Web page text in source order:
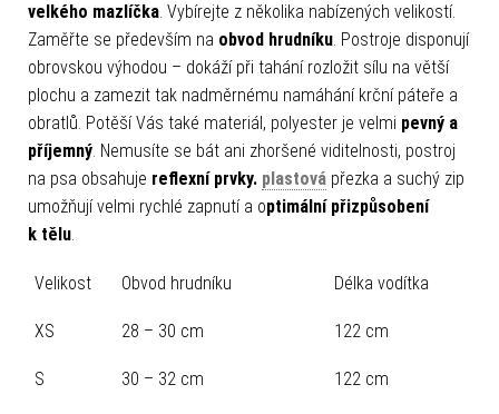
velkého mazlíčka. Vybírejte z několika nabízených velikostí.
Zaměřte se především na obvod hrudníku. Postroje disponují
obrovskou výhodou – dokáží při tahání rozložit sílu na větší
plochu a zamezit tak nadměrnému namáhání krční páteře a
obratlů. Potěší Vás také materiál, polyester je velmi pevný a
příjemný. Nemusíte se bát ani zhoršené viditelnosti, postroj
na psa obsahuje reflexní prvky. plastová přezka a suchý zip
umožňují velmi rychlé zapnutí a optimální přizpůsobení
k tělu.
Velikost Obvod hrudníku Délka vodítka
XS 28 – 30 cm 122 cm
S 30 – 32 cm 122 cm